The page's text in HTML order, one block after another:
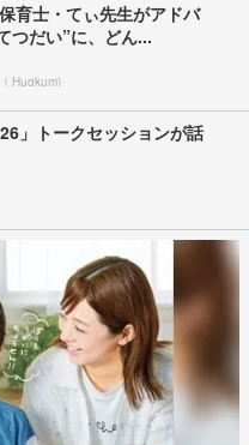
育士・てぃ先生がアドバ
つだい”に、どん...
Hugkum)
」トークセッションが話